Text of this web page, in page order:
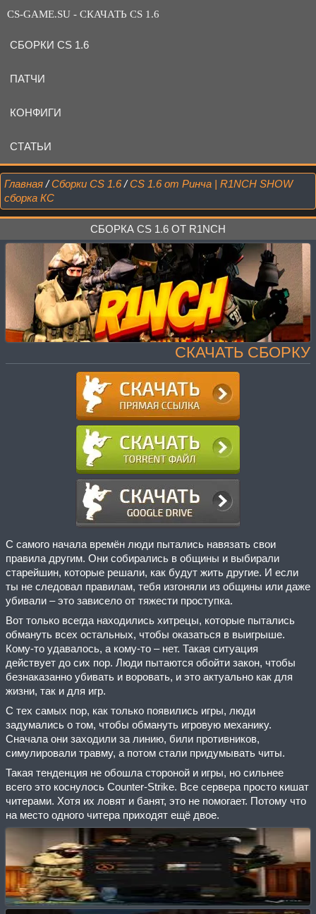
CS-GAME.SU - СКАЧАТЬ CS 1.6
СБОРКИ CS 1.6
ПАТЧИ
КОНФИГИ
СТАТЬИ
Главная/Сборки CS 1.6/CS 1.6 от Ринча | R1NCH SHOW
сборка КС
СБОРКА CS 1.6 ОТ R1NCH
СКАЧАТЬ СБОРКУ
С самого начала времён люди пытались навязать свои
правила другим. Они собирались в общины и выбирали
старейшин, которые решали, как будут жить другие. И если
ты не следовал правилам, тебя изгоняли из общины или даже
убивали – это зависело от тяжести проступка.
Вот только всегда находились хитрецы, которые пытались
обмануть всех остальных, чтобы оказаться в выигрыше.
Кому-то удавалось, а кому-то – нет. Такая ситуация
действует до сих пор. Люди пытаются обойти закон, чтобы
безнаказанно убивать и воровать, и это актуально как для
жизни, так и для игр.
С тех самых пор, как только появились игры, люди
задумались о том, чтобы обмануть игровую механику.
Сначала они заходили за линию, били противников,
симулировали травму, а потом стали придумывать читы.
Такая тенденция не обошла стороной и игры, но сильнее
всего это коснулось Counter-Strike. Все сервера просто кишат
читерами. Хотя их ловят и банят, это не помогает. Потому что
на место одного читера приходят ещё двое.